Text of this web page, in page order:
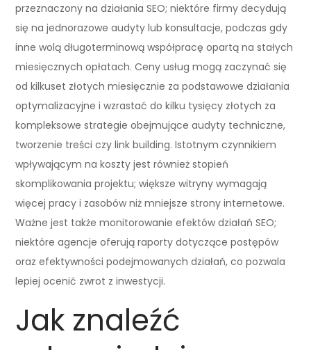
przeznaczony na działania SEO; niektóre firmy decydują
się na jednorazowe audyty lub konsultacje, podczas gdy
inne wolą długoterminową współpracę opartą na stałych
miesięcznych opłatach. Ceny usług mogą zaczynać się
od kilkuset złotych miesięcznie za podstawowe działania
optymalizacyjne i wzrastać do kilku tysięcy złotych za
kompleksowe strategie obejmujące audyty techniczne,
tworzenie treści czy link building. Istotnym czynnikiem
wpływającym na koszty jest również stopień
skomplikowania projektu; większe witryny wymagają
więcej pracy i zasobów niż mniejsze strony internetowe.
Ważne jest także monitorowanie efektów działań SEO;
niektóre agencje oferują raporty dotyczące postępów
oraz efektywności podejmowanych działań, co pozwala
lepiej ocenić zwrot z inwestycji.
Jak znaleźć